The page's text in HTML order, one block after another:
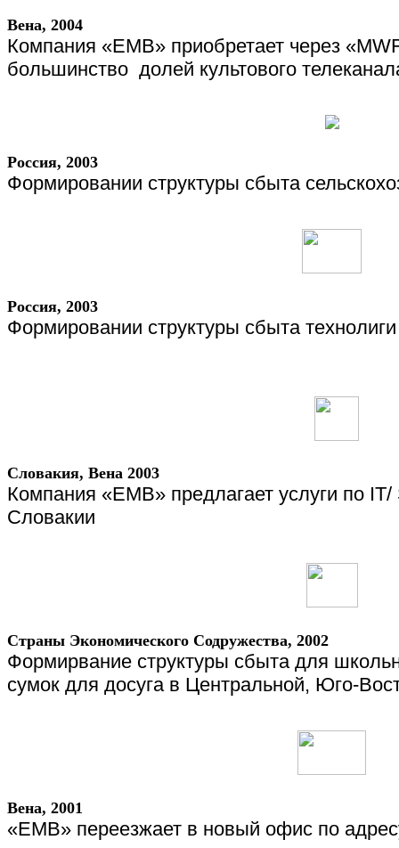
Вена, 2004
Компания «EMB» приобретает через «
большинство долей культового
Россия, 2003
Формировании структуры сбыта
Россия, 2003
Формировании структуры сбыта
Словакия, Вена 2003
Компания «EMB» предлагает услуги по IT/
Словакии
Страны Экономического Содружества, 2002
Формирвание структуры сбыта для
сумок для досуга в Центральной, Юго-
Вена, 2001
«ЕМВ» переезжает в новый офис по